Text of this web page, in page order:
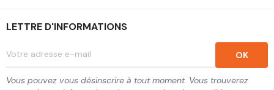
LETTRE D'INFORMATIONS
Vous pouvez vous désinscrire à tout moment. Vous trouverez